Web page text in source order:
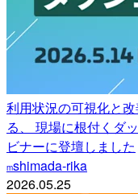
利用状況の可視化と
る、 現場に根付くダ
ビナーに登壇しました
mshimada-rika
2026.05.25